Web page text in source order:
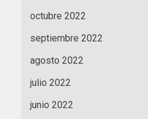
octubre 2022
septiembre 2022
agosto 2022
julio 2022
junio 2022